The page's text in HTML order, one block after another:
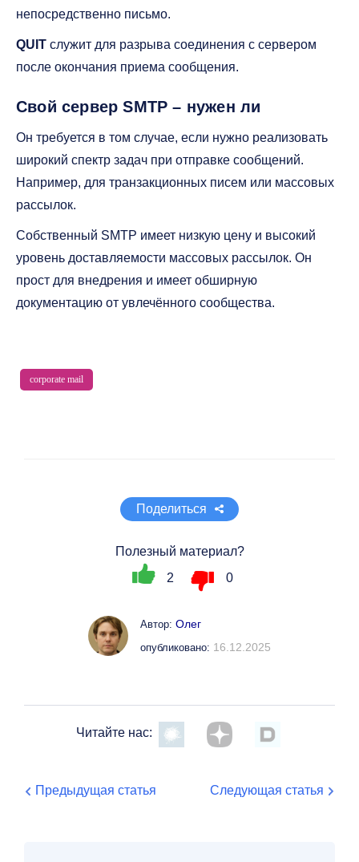
непосредственно письмо.
QUIT служит для разрыва соединения с сервером
после окончания приема сообщения.
Свой сервер SMTP – нужен ли
Он требуется в том случае, если нужно реализовать
широкий спектр задач при отправке сообщений.
Например, для транзакционных писем или массовых
рассылок.
Собственный SMTP имеет низкую цену и высокий
уровень доставляемости массовых рассылок. Он
прост для внедрения и имеет обширную
документацию от увлечённого сообщества.
corporate mail
Поделиться
Полезный материал?
2
0
Автор: Олег
опубликовано: 16.12.2025
Читайте нас:
Предыдущая статья Следующая статья